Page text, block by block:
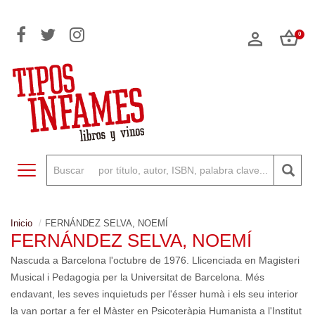
0
Toggle navigation
Inicio FERNÁNDEZ SELVA, NOEMÍ
FERNÁNDEZ SELVA, NOEMÍ
Nascuda a Barcelona l'octubre de 1976. Llicenciada en Magisteri
Musical i Pedagogia per la Universitat de Barcelona. Més
endavant, les seves inquietuds per l'ésser humà i els seu interior
la van portar a fer el Màster en Psicoteràpia Humanista a l'Institut